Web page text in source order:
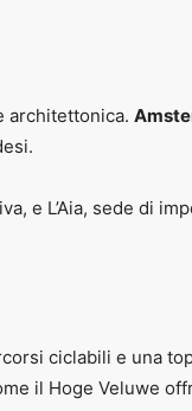
architettonica.
e L’Aia, sede di
ciclabili e una
il Hoge Veluwe